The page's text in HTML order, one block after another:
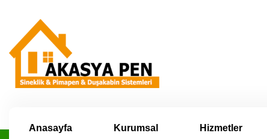
Anasayfa Kurumsal Hizmetler